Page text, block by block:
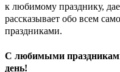
к любимому празднику,
рассказывает обо всем
праздниками.
С любимыми
день!